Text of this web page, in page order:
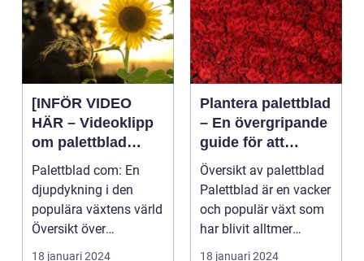
[INFÖR VIDEO
HÄR – Videoklipp
om palettblad
com]
Palettblad com: En
djupdykning i den
populära växtens värld
Översikt över
palettblad com
18 januari 2024
Plantera palettblad
– En övergripande
guide för att
lyckas med denna
populära växt
Översikt av palettblad
Palettblad är en vacker
och populär växt som
har blivit alltmer
populär blan...
18 januari 2024